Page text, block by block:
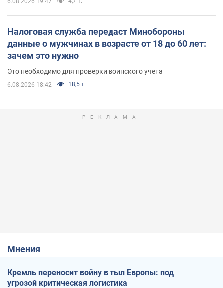
Налоговая служба передаст Минобороны
данные о мужчинах в возрасте от 18 до 60 лет:
зачем это нужно
Это необходимо для проверки воинского учета
6.08.2026 18:42 18,5 т.
Мнения
Кремль переносит войну в тыл Европы: под
угрозой критическая логистика